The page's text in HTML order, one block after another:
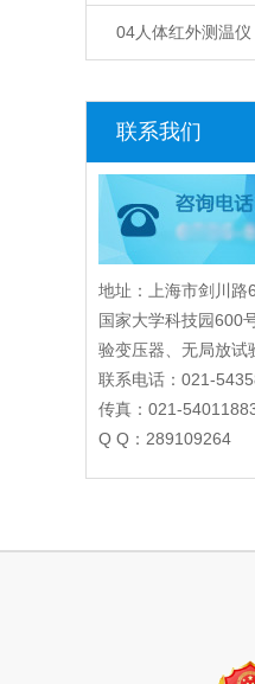
04人体红外测温仪
联系我们
地址：上海市剑川路
国家大学科技园600
验变压器、无局放试
联系电话：021-
传真：021-
Q Q：289109264